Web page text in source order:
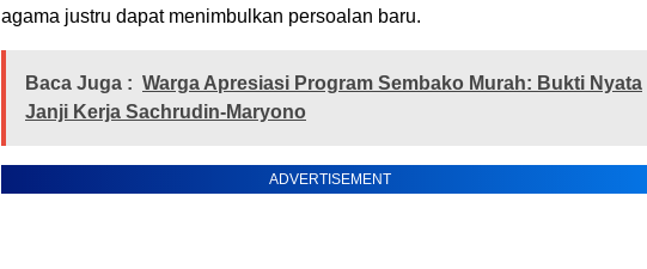
agama justru dapat menimbulkan persoalan baru.
Baca Juga : Warga Apresiasi Program Sembako Murah: Bukti Nyata
Janji Kerja Sachrudin-Maryono
ADVERTISEMENT